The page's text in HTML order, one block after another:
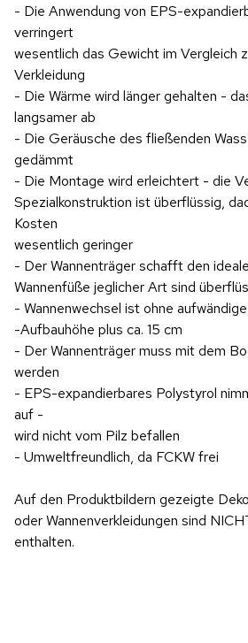
- Die Anwendung von EPS-
verringert
wesentlich das Gewicht im Vergleich
Verkleidung
- Die Wärme wird länger gehalten -
langsamer ab
- Die Geräusche des fließenden
gedämmt
- Die Montage wird erleichtert - die
Spezialkonstruktion ist überflüssig,
Kosten
wesentlich geringer
- Der Wannenträger schafft den
Wannenfüße jeglicher Art sind
- Wannenwechsel ist ohne
-Aufbauhöhe plus ca. 15 cm
- Der Wannenträger muss mit dem
werden
- EPS-expandierbares Polystyrol
auf -
wird nicht vom Pilz befallen
- Umweltfreundlich, da FCKW frei
Auf den Produktbildern gezeigte
oder Wannenverkleidungen sind
enthalten.